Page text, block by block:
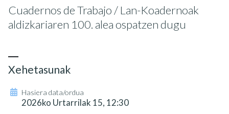
Cuadernos de Trabajo / Lan-Koadernoak
aldizkariaren 100. alea ospatzen dugu
Xehetasunak
Hasiera data/ordua
2026ko Urtarrilak 15, 12:30